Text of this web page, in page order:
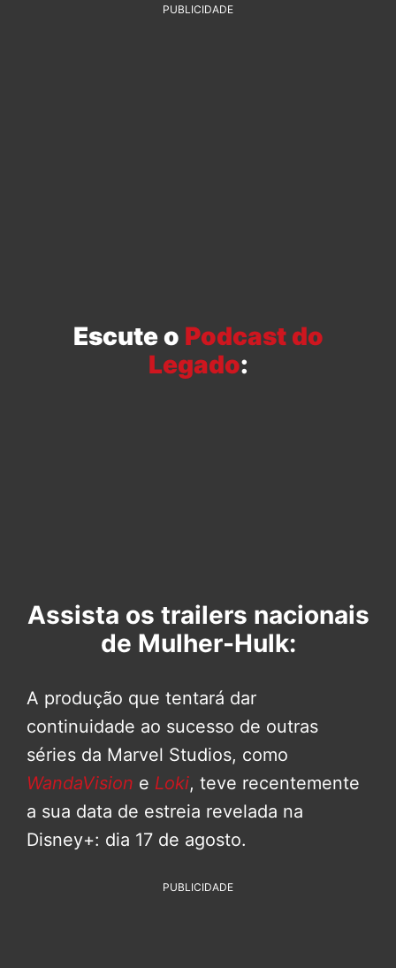
PUBLICIDADE
Escute o Podcast do
Legado:
Assista os trailers nacionais
de Mulher-Hulk:
A produção que tentará dar
continuidade ao sucesso de outras
séries da Marvel Studios, como
WandaVision e Loki, teve recentemente
a sua data de estreia revelada na
Disney+: dia 17 de agosto.
PUBLICIDADE